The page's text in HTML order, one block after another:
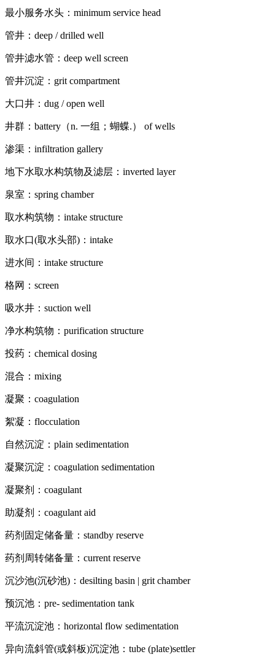
最小服务水头：minimum service head
管井：deep / drilled well
管井滤水管：deep well screen
管井沉淀：grit compartment
大口井：dug / open well
井群：battery（n. 一组；蝴蝶.） of wells
渗渠：infiltration gallery
地下水取水构筑物及滤层：inverted layer
泉室：spring chamber
取水构筑物：intake structure
取水口(取水头部)：intake
进水间：intake structure
格网：screen
吸水井：suction well
净水构筑物：purification structure
投药：chemical dosing
混合：mixing
凝聚：coagulation
絮凝：flocculation
自然沉淀：plain sedimentation
凝聚沉淀：coagulation sedimentation
凝聚剂：coagulant
助凝剂：coagulant aid
药剂固定储备量：standby reserve
药剂周转储备量：current reserve
沉沙池(沉砂池)：desilting basin | grit chamber
预沉池：pre- sedimentation tank
平流沉淀池：horizontal flow sedimentation
异向流斜管(或斜板)沉淀池：tube (plate)settler